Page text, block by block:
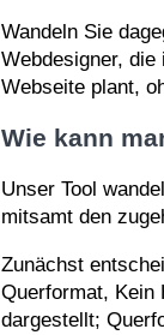
Wandeln Sie
Webdesigner,
Webseite plant,
Wie kann
Unser Tool
mitsamt den
Zunächst
Querformat, Kein
dargestellt;